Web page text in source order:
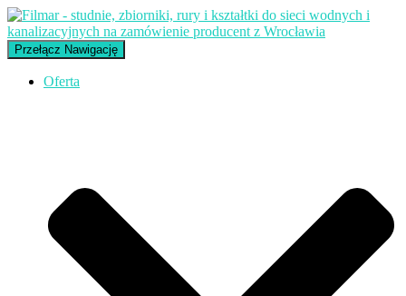
Przełącz Nawigację
Oferta